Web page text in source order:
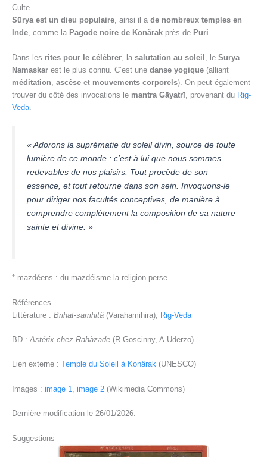
Culte
Sūrya est un dieu populaire, ainsi il a de nombreux temples en
Inde, comme la Pagode noire de Konârak près de Puri.
Dans les rites pour le célébrer , la salutation au soleil , le Surya
Namaskar est le plus connu. C’est une danse yogique (alliant
méditation ascèse et mouvements corporels). On peut également
trouver du côté des invocations le mantra Gāyatrī , provenant du Rig-
Veda
« Adorons la suprématie du soleil divin, source de toute
lumière de ce monde : c’est à lui que nous sommes
redevables de nos plaisirs. Tout procède de son
essence, et tout retourne dans son sein. Invoquons-le
pour diriger nos facultés conceptives, de manière à
comprendre complètement la composition de sa nature
sainte et divine. »
* mazdéens : du mazdéisme la religion perse.
Références
Littérature : Brihat-samhitâ (Varahamihira), Rig-Veda
BD : Astérix chez Rahàzade (R.Goscinny, A.Uderzo)
Lien externe : Temple du Soleil à Konârak (UNESCO)
Images : image 1 image 2 (Wikimedia Commons)
Dernière modification le 26/01/2026.
Suggestions